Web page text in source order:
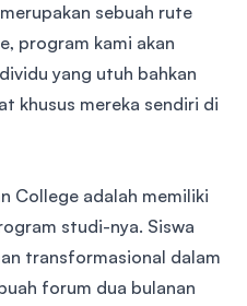
sebuah rute
program kami akan
yang utuh bahkan
khusus mereka sendiri di
College adalah memiliki
studi-nya. Siswa
transformasional dalam
forum dua bulanan